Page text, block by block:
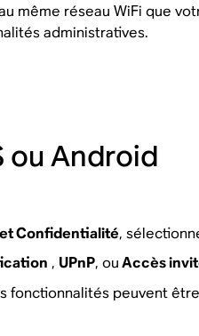
même réseau WiFi que
administratives.
ou Android
Confidentialité,
, UPnP, ouAccès
fonctionnalités peuvent